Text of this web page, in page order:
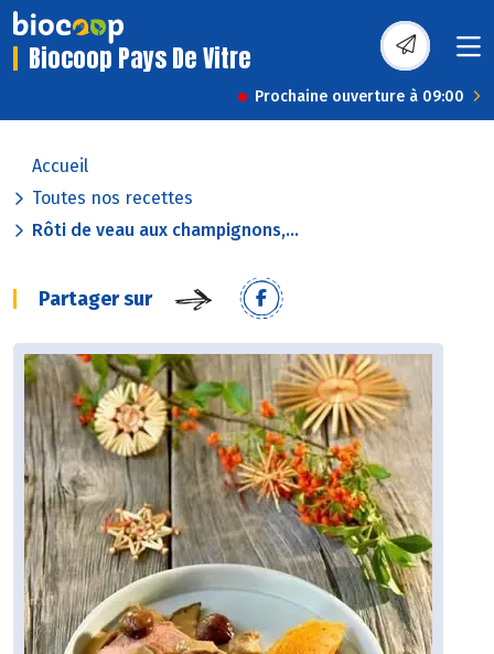
Biocoop Pays De Vitre
Prochaine ouverture à 09:00
Accueil
Toutes nos recettes
Rôti de veau aux champignons,...
Partager sur